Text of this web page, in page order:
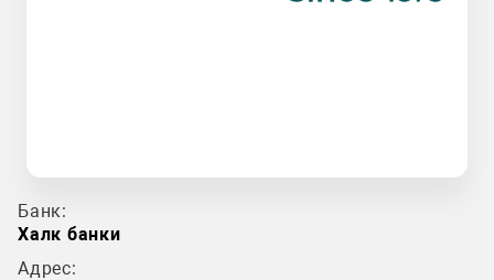
Банк:
Халк банки
Адрес: